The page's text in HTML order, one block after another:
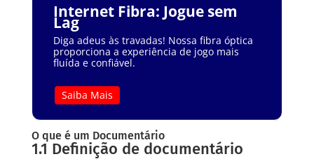
Internet Fibra: Jogue sem
Lag
Diga adeus às travadas! Nossa fibra óptica
proporciona a experiência de jogo mais
fluída e confiável.
Saiba Mais
O que é um Documentário
1.1 Definição de documentário